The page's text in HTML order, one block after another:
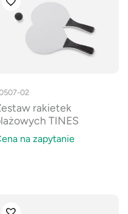
02
rakietek
TINES
na zapytanie